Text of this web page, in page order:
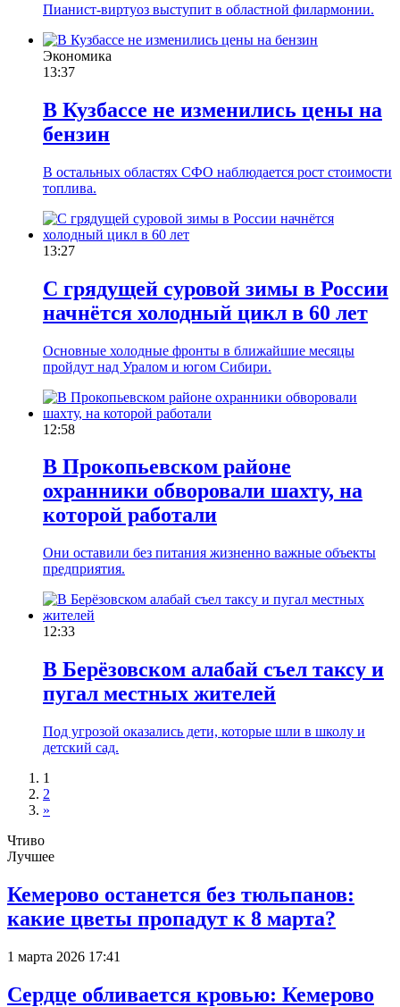
Пианист-виртуоз выступит в областной филармонии.
Экономика
13:37
В Кузбассе не изменились цены на
бензин
В остальных областях СФО наблюдается рост стоимости
топлива.
13:27
C грядущей суровой зимы в России
начнётся холодный цикл в 60 лет
Основные холодные фронты в ближайшие месяцы
пройдут над Уралом и югом Сибири.
12:58
В Прокопьевском районе
охранники обворовали шахту, на
которой работали
Они оставили без питания жизненно важные объекты
предприятия.
12:33
В Берёзовском алабай съел таксу и
пугал местных жителей
Под угрозой оказались дети, которые шли в школу и
детский сад.
1
2
»
Чтиво
Лучшее
Кемерово останется без тюльпанов:
какие цветы пропадут к 8 марта?
1 марта 2026 17:41
Сердце обливается кровью: Кемерово